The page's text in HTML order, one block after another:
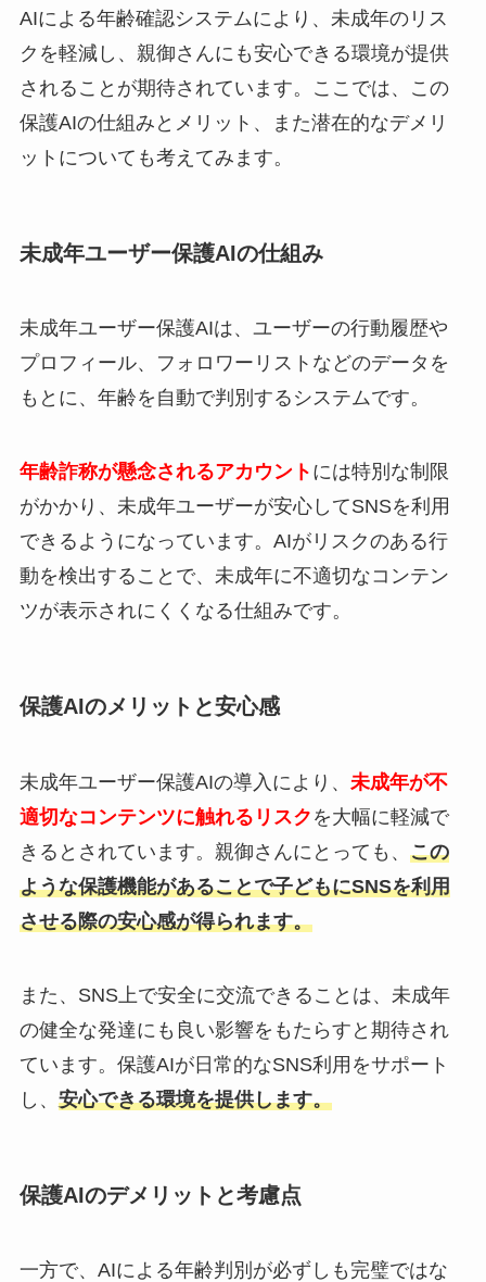
AIによる年齢確認システムにより、未成年のリス
クを軽減し、親御さんにも安心できる環境が提供
されることが期待されています。ここでは、この
保護AIの仕組みとメリット、また潜在的なデメリ
ットについても考えてみます。
未成年ユーザー保護AIの仕組み
未成年ユーザー保護AIは、ユーザーの行動履歴や
プロフィール、フォロワーリストなどのデータを
もとに、年齢を自動で判別するシステムです。
年齢詐称が懸念されるアカウント には特別な制限
がかかり、未成年ユーザーが安心してSNSを利用
できるようになっています。AIがリスクのある行
動を検出することで、未成年に不適切なコンテン
ツが表示されにくくなる仕組みです。
保護AIのメリットと安心感
未成年ユーザー保護AIの導入により、 未成年が不
適切なコンテンツに触れるリスク を大幅に軽減で
きるとされています。親御さんにとっても、 この
ような保護機能があることで子どもにSNSを利用
させる際の安心感が得られます。
また、SNS上で安全に交流できることは、未成年
の健全な発達にも良い影響をもたらすと期待され
ています。保護AIが日常的なSNS利用をサポート
し、 安心できる環境を提供します。
保護AIのデメリットと考慮点
一方で、AIによる年齢判別が必ずしも完璧ではな